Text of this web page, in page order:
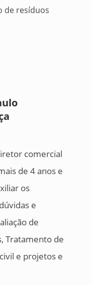
de resíduos
comercial
de 4 anos e
os
e
de
Tratamento de
e projetos e